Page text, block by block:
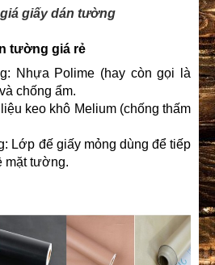
giá giấy dán tường
tường giá rẻ
Nhựa Polime (hay còn gọi là
chống ẩm.
keo khô Melium (chống thấm
Lớp đế giấy mỏng dùng để tiếp
mặt tường.